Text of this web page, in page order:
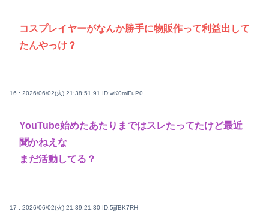
コスプレイヤーがなんか勝手に物販作って利益出して
たんやっけ？
16 : 2026/06/02(火) 21:38:51.91 ID:wK0miFuP0
YouTube始めたあたりまではスレたってたけど最近
聞かねえな
まだ活動してる？
17 : 2026/06/02(火) 21:39:21.30 ID:5jjfBK7RH